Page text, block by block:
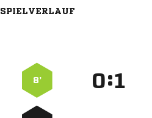
SPIELVERLAUF
8’ :